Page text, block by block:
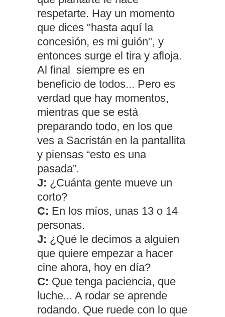
respetarte. Hay un momento
que dices "hasta aquí la
concesión, es mi guión", y
entonces surge el tira y afloja.
Al final siempre es en
beneficio de todos... Pero es
verdad que hay momentos,
mientras que se está
preparando todo, en los que
ves a Sacristán en la pantallita
y piensas “esto es una
pasada”.
J: ¿Cuánta gente mueve un
corto?
C: En los míos, unas 13 o 14
personas.
J: ¿Qué le decimos a alguien
que quiere empezar a hacer
cine ahora, hoy en día?
C: Que tenga paciencia, que
luche... A rodar se aprende
rodando. Que ruede con lo que